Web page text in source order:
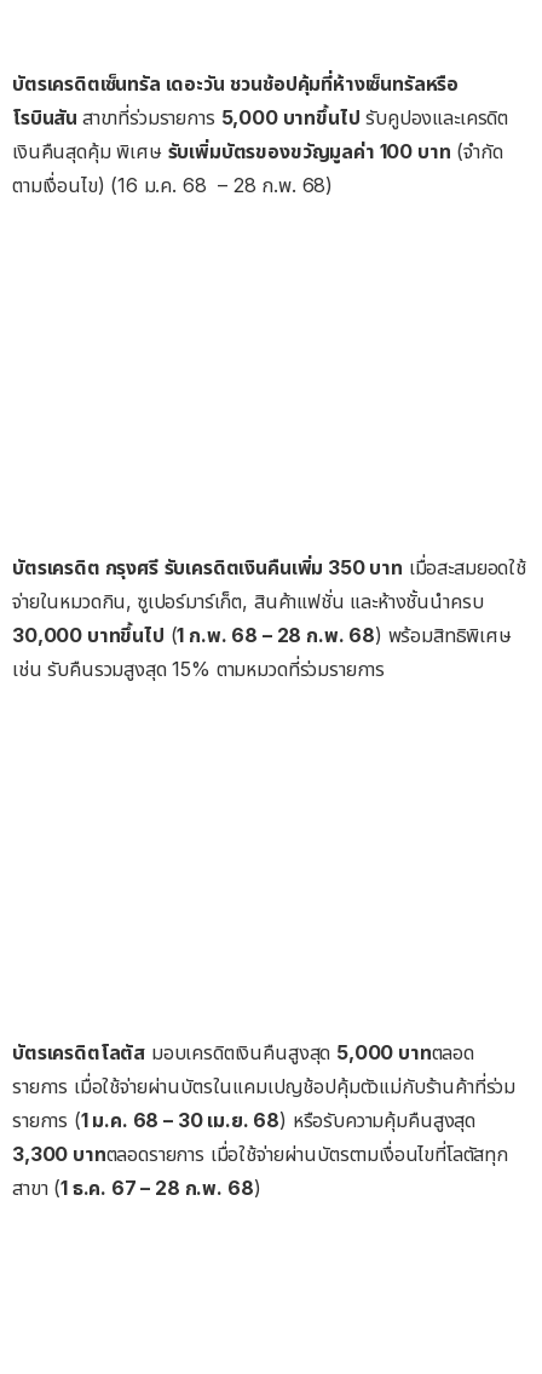
บัตรเครดิตเซ็นทรัล เดอะวัน ชวนช้อปคุ้มที่ห้างเซ็นทรัลหรือ
โรบินสัน สาขาที่ร่วมรายการ 5,000 บาทขึ้นไป รับคูปองและเครดิต
เงินคืนสุดคุ้ม พิเศษ รับเพิ่มบัตรของขวัญมูลค่า 100 บาท (จำกัด
ตามเงื่อนไข) (16 ม.ค. 68 – 28 ก.พ. 68)
บัตรเครดิต กรุงศรี รับเครดิตเงินคืนเพิ่ม 350 บาท เมื่อสะสมยอดใช้
จ่ายในหมวดกิน, ซูเปอร์มาร์เก็ต, สินค้าแฟชั่น และห้างชั้นนำครบ
30,000 บาทขึ้นไป (1 ก.พ. 68 – 28 ก.พ. 68) พร้อมสิทธิพิเศษ
เช่น รับคืนรวมสูงสุด 15% ตามหมวดที่ร่วมรายการ
บัตรเครดิตโลตัส มอบเครดิตเงินคืนสูงสุด 5,000 บาทตลอด
รายการ เมื่อใช้จ่ายผ่านบัตรในแคมเปญช้อปคุ้มตัวแม่กับร้านค้าที่ร่วม
รายการ (1 ม.ค. 68 – 30 เม.ย. 68) หรือรับความคุ้มคืนสูงสุด
3,300 บาทตลอดรายการ เมื่อใช้จ่ายผ่านบัตรตามเงื่อนไขที่โลตัสทุก
สาขา (1 ธ.ค. 67 – 28 ก.พ. 68)